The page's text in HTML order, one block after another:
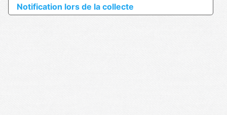
Notification lors de la collecte